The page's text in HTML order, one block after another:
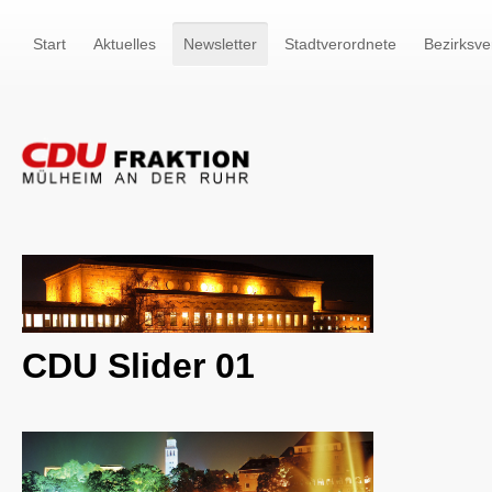
Start Aktuelles Newsletter Stadtverordnete
CDU Slider 01